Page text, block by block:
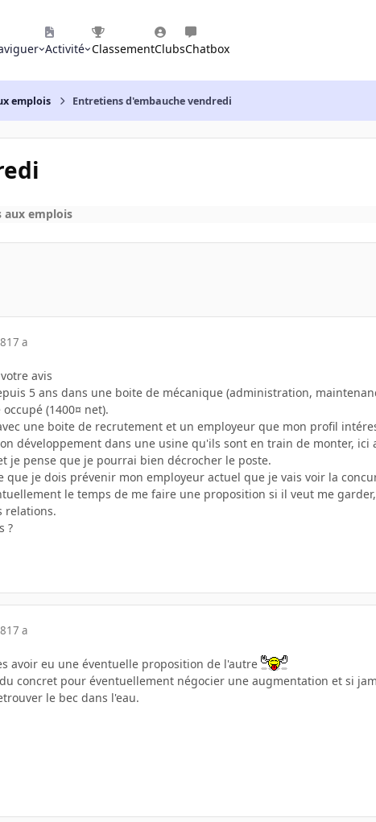
Activité ClassementClubsChatbox
emplois Entretiens d'embauche vendredi
aux emplois
17 a
avis
5 ans dans une boite de mécanique (administration,
(1400¤ net).
une boite de recrutement et un employeur que mon profil
développement dans une usine qu'ils sont en train de monter, ici
je pense que je pourrai bien décrocher le poste.
que je dois prévenir mon employeur actuel que je vais voir la
le temps de me faire une proposition si il veut me
relations.
?
17 a
avoir eu une éventuelle proposition de l'autre
concret pour éventuellement négocier une augmentation et si
le bec dans l'eau.